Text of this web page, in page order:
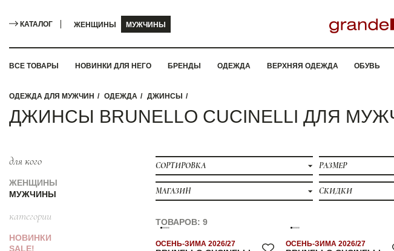
КАТАЛОГ ЖЕНЩИНЫ МУЖЧИНЫ
ВСЕ ТОВАРЫ НОВИНКИ ДЛЯ НЕГО БРЕНДЫ ОДЕЖДА ВЕРХНЯЯ ОДЕЖДА ОБУВЬ
ОДЕЖДА ДЛЯ МУЖЧИН ОДЕЖДА ДЖИНСЫ
ДЖИНСЫ BRUNELLO CUCINELLI ДЛЯ
для кого
ЖЕНЩИНЫ
МУЖЧИНЫ
категории
НОВИНКИ
SALE!
СОРТИРОВКА РАЗМЕР
МАГАЗИН СКИДКИ
ТОВАРОВ: 9
ОСЕНЬ-ЗИМА 2026/27
ОСЕНЬ-ЗИМА 2026/27